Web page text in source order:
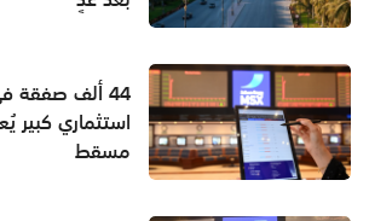
44 ألف صفقة
استثماري كبير
مسقط